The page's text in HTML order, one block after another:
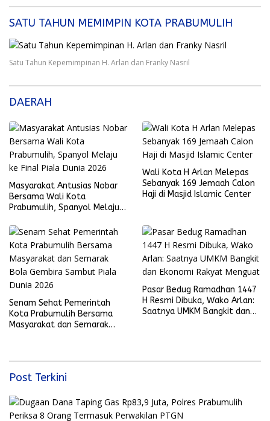
SATU TAHUN MEMIMPIN KOTA PRABUMULIH
Satu Tahun Kepemimpinan H. Arlan dan Franky Nasril
DAERAH
Masyarakat Antusias Nobar
Bersama Wali Kota
Prabumulih, Spanyol Melaju
Wali Kota H Arlan Melepas
Sebanyak 169 Jemaah Calon
Haji di Masjid Islamic Center
Senam Sehat Pemerintah
Kota Prabumulih Bersama
Masyarakat dan Semarak
Pasar Bedug Ramadhan 1447
H Resmi Dibuka, Wako Arlan:
Saatnya UMKM Bangkit dan
Post Terkini